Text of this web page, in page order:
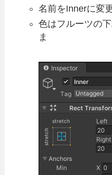
名前をInnerに変
色はフルーツの
ま